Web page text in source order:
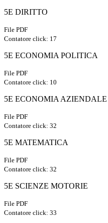
5E DIRITTO
File PDF
Contatore click: 17
5E ECONOMIA POLITICA
File PDF
Contatore click: 10
5E ECONOMIA AZIENDALE
File PDF
Contatore click: 32
5E MATEMATICA
File PDF
Contatore click: 32
5E SCIENZE MOTORIE
File PDF
Contatore click: 33